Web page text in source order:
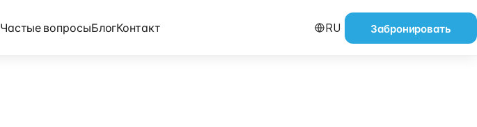
Частые вопросыБлогКонтакт RU Забронировать